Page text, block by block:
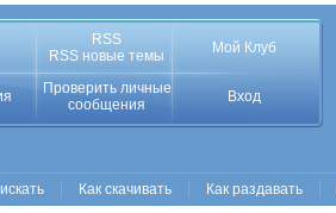
RSS
RSS новые темы
Мой Клуб
Проверить личные
сообщения
Вход
Как скачивать Как раздавать